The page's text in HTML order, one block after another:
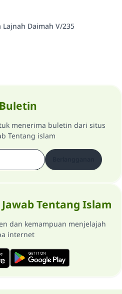
Lajnah Daimah V/235
Buletin
menerima buletin dari situs
Tentang islam
Tentang Islam
dan kemampuan menjelajah
internet
suatu kebaikan,
pahala yang
yang melakukannya"